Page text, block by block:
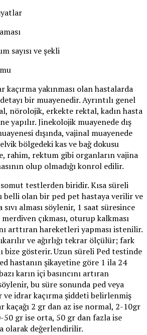
sayısı ve şekli
kaçırma yakınması olan hastalarda
bir muayenedir. Ayrıntılı genel
nörolojik, erkekte rektal, kadın hasta
yapılır. Jinekolojik muayenede dış
dışında, vajinal muayenede
bölgedeki kas ve bağ dokusu
rahim, rektum gibi organların vajina
olup olmadığı konrol edilir.
testlerden biridir. Kısa süreli
belli olan bir ped pet hastaya verilir ve
alması söylenir, 1 saat süresince
çıkması, oturup kalkması
arttıran hareketleri yapması istenilir.
ve ağırlığı tekrar ölçülür; fark
bize gösterir. Uzun süreli Ped testinde
hastanın şikayetine göre 1 ila 24
karın içi basıncını artıran
bu süre sonunda ped veya
idrar kaçırma şiddeti belirlenmiş
kaçağı 2 gr dan az ise normal, 2-10gr
50 gr ise orta, 50 gr dan fazla ise
olarak değerlendirilir.